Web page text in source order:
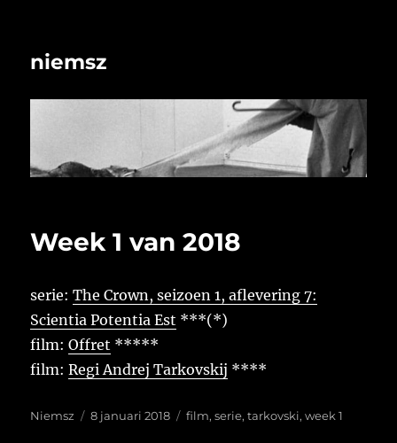
niemsz
Week 1 van 2018
serie:The Crown, seizoen 1, aflevering 7:
Scientia Potentia Est ***(*)
film:Offret *****
film:Regi Andrej Tarkovskij ****
Auteur
Niemsz
Geplaatst
8 januari 2018 Tags
film,serie,tarkovski,week 1